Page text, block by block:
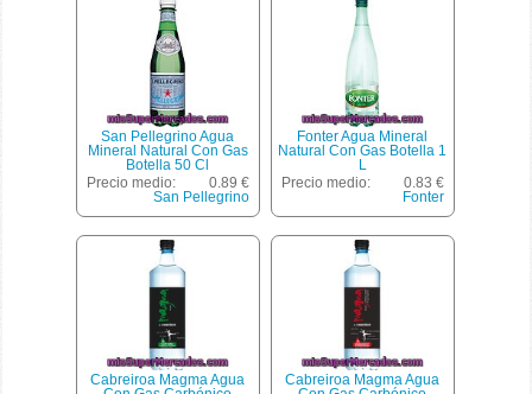
San Pellegrino Agua
Mineral Natural Con Gas
Botella 50 Cl
Precio medio:
0.89 €
San Pellegrino
Fonter Agua Mineral
Natural Con Gas Botella 1
L
Precio medio:
0.83 €
Fonter
Cabreiroa Magma Agua
Cabreiroa Magma Agua